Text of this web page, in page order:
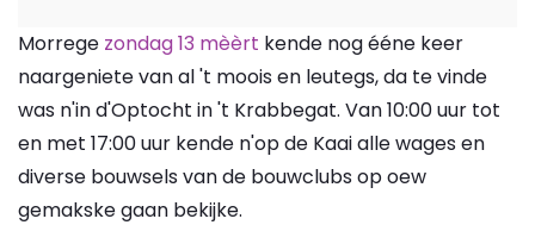
Morrege zondag 13 mèèrt kende nog ééne keer
naargeniete van al 't moois en leutegs, da te vinde
was n'in d'Optocht in 't Krabbegat. Van 10:00 uur tot
en met 17:00 uur kende n'op de Kaai alle wages en
diverse bouwsels van de bouwclubs op oew
gemakske gaan bekijke.